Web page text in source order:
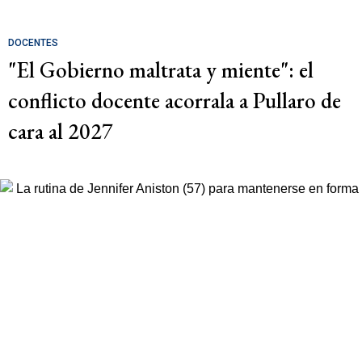
DOCENTES
"El Gobierno maltrata y miente": el
conflicto docente acorrala a Pullaro de
cara al 2027